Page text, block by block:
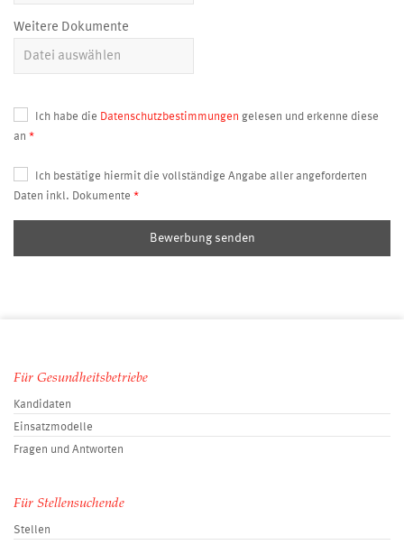
Weitere Dokumente
Ich habe die Datenschutzbestimmungen gelesen und erkenne diese
an
Ich bestätige hiermit die vollständige Angabe aller angeforderten
Daten inkl. Dokumente
Bewerbung senden
Für Gesundheitsbetriebe
Kandidaten
Einsatzmodelle
Fragen und Antworten
Für Stellensuchende
Stellen